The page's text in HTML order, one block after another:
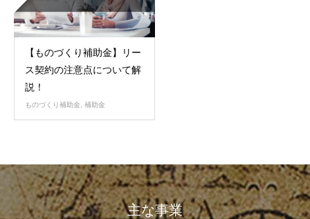
【ものづくり補助金】リー
ス契約の注意点について解
説！
ものづくり補助金, 補助金
主な事業